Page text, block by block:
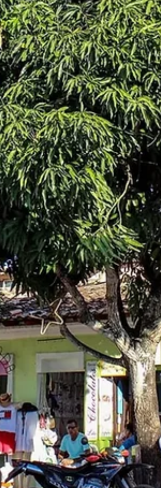
riso também pode produzir efeitos positivos
no organismo. Um estudo publicado em
2023 na revista científica PLOS ONE
concluiu que intervenções bas